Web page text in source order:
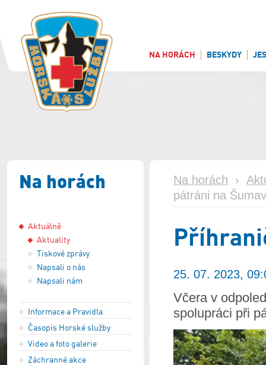
NA HORÁCH BESKYDY
Na horách
Aktuálně
Aktuality
Tiskové zprávy
Napsali o nás
Napsali nám
Informace a Pravidla
Časopis Horské služby
Video a foto galerie
Záchranné akce
Na horách ›
pátráni na
25. 07. 2023,
Včera v
spolupráci při